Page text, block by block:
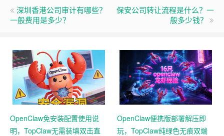
深圳香港公司审计有哪些？
一般费用是多少？
保安公司转让流程是什么？一
般多少钱？
OpenClaw免安装配置使用说
明，TopClaw无需装填双击直
OpenClaw便携版部署解压即
玩，TopClaw纯绿色无痕双端